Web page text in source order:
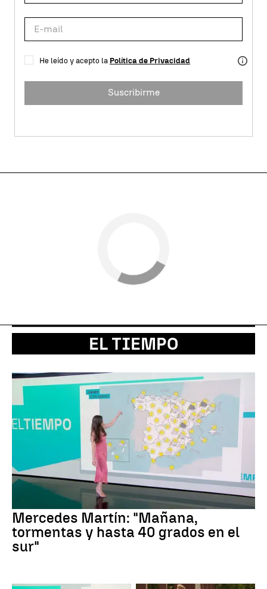
He leído y acepto la Política de Privacidad
Suscribirme
EL TIEMPO
Mercedes Martín: "Mañana,
tormentas y hasta 40 grados en el
sur"